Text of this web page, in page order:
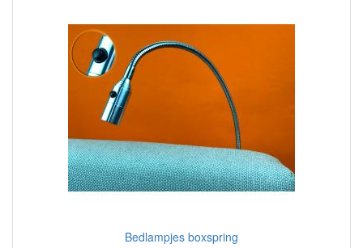
Bedlampjes boxspring